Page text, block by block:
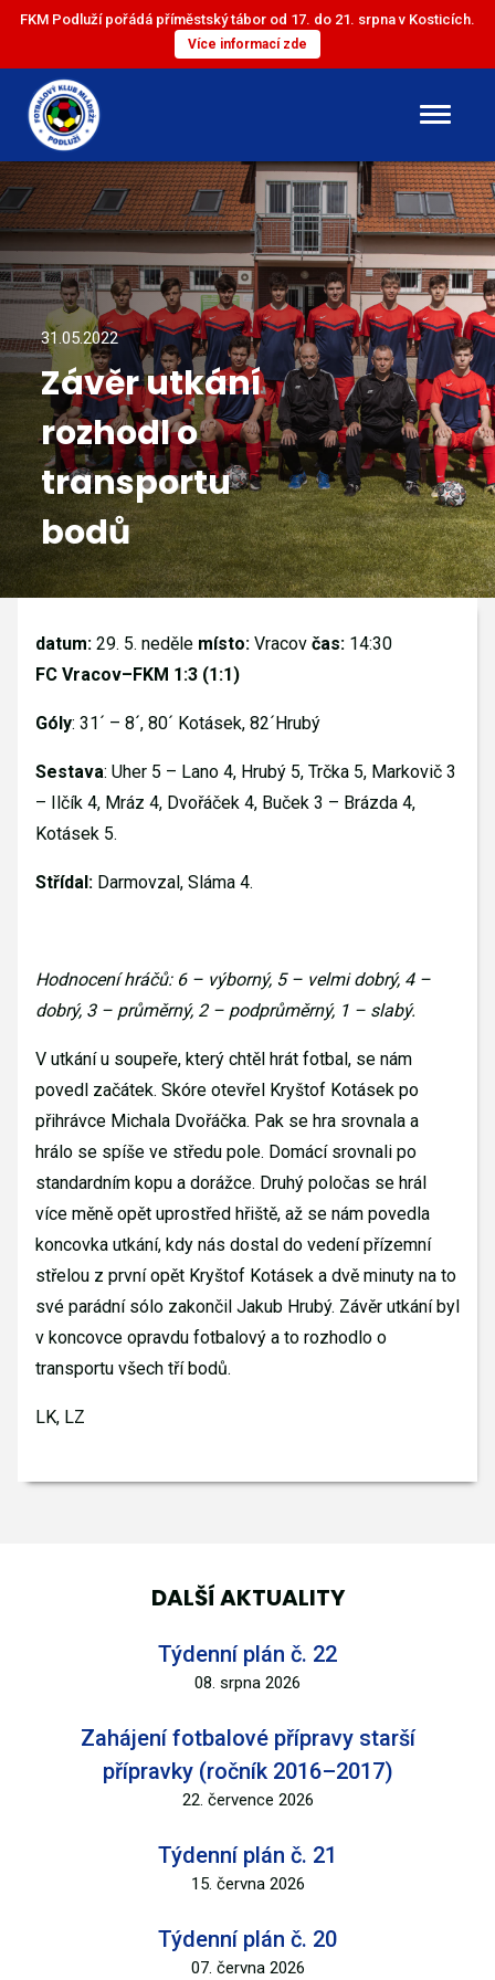
FKM Podluží pořádá příměstský tábor od 17. do 21. srpna v Kosticích.
Více informací zde
DOROST
ST. ŽÁCI
ML. ŽÁCI
ST. PŘÍPRAVKA
ML. PŘÍPRAVKA
MINI
GALERIE
31.05.2022
Závěr utkání
rozhodl o
transportu
bodů
datum: 29. 5. neděle místo: Vracov čas: 14:30
FC Vracov–FKM 1:3 (1:1)
Góly: 31´ – 8´, 80´ Kotásek, 82´Hrubý
Sestava: Uher 5 – Lano 4, Hrubý 5, Trčka 5, Markovič 3
– Ilčík 4, Mráz 4, Dvořáček 4, Buček 3 – Brázda 4,
Kotásek 5.
Střídal: Darmovzal, Sláma 4.
Hodnocení hráčů: 6 – výborný, 5 – velmi dobrý, 4 –
dobrý, 3 – průměrný, 2 – podprůměrný, 1 – slabý.
V utkání u soupeře, který chtěl hrát fotbal, se nám
povedl začátek. Skóre otevřel Kryštof Kotásek po
přihrávce Michala Dvořáčka. Pak se hra srovnala a
hrálo se spíše ve středu pole. Domácí srovnali po
standardním kopu a dorážce. Druhý poločas se hrál
více měně opět uprostřed hřiště, až se nám povedla
koncovka utkání, kdy nás dostal do vedení přízemní
střelou z první opět Kryštof Kotásek a dvě minuty na to
své parádní sólo zakončil Jakub Hrubý. Závěr utkání byl
v koncovce opravdu fotbalový a to rozhodlo o
transportu všech tří bodů.
LK, LZ
DALŠÍ AKTUALITY
Týdenní plán č. 22
08. srpna 2026
Zahájení fotbalové přípravy starší
přípravky (ročník 2016–2017)
22. července 2026
Týdenní plán č. 21
15. června 2026
Týdenní plán č. 20
07. června 2026